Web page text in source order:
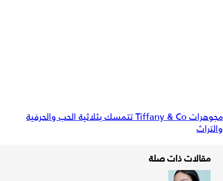
مجوهرات Tiffany & Co تتمسك بثلاثية الحب والحرفية
والتراث
مقالات ذات صلة